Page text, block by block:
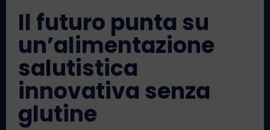
Il futuro punta su
un’alimentazione
salutistica
innovativa senza
glutine